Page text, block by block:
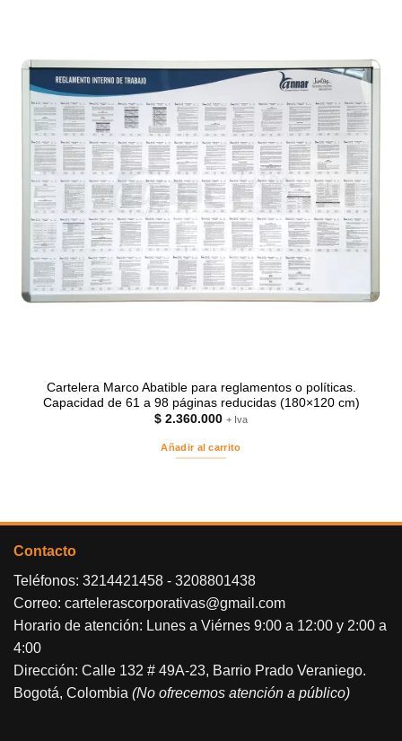
Cartelera Marco Abatible para reglamentos o políticas.
Capacidad de 61 a 98 páginas reducidas (180×120 cm)
$ 2.360.000 + Iva
Añadir al carrito
Contacto
Teléfonos: 3214421458 - 3208801438
Correo: cartelerascorporativas@gmail.com
Horario de atención: Lunes a Viérnes 9:00 a 12:00 y 2:00 a
4:00
Dirección: Calle 132 # 49A-23, Barrio Prado Veraniego.
Bogotá, Colombia (No ofrecemos atención a público)